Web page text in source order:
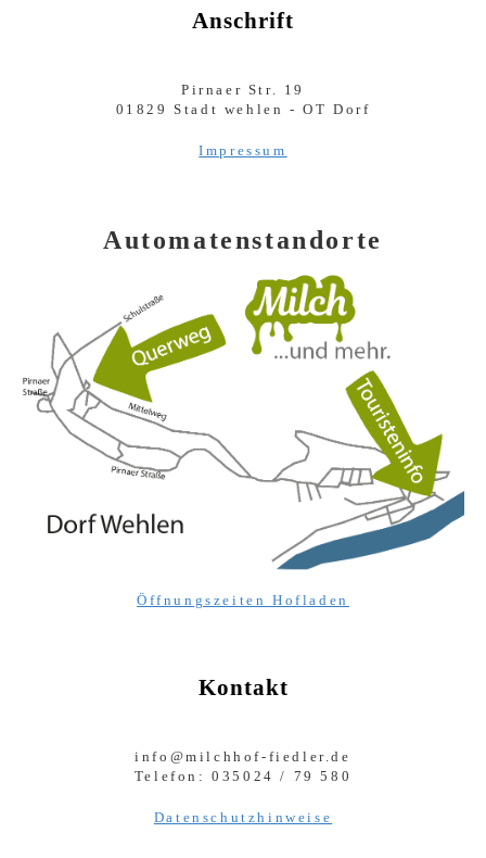
Anschrift
Pirnaer Str. 19
01829 Stadt wehlen - OT Dorf
Impressum
Automatenstandorte
Öffnungszeiten Hofladen
Kontakt
info@milchhof-fiedler.de
Telefon: 035024 / 79 580
Datenschutzhinweise